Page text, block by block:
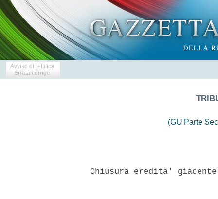
Avviso di rettifica
Errata corrige
(GU Parte
Chiusura eredita'